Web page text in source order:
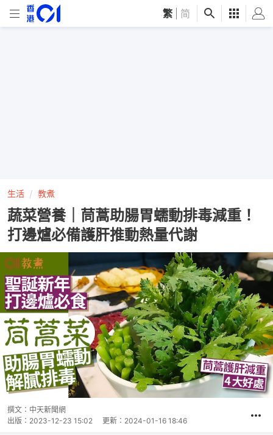
繁 简
生活 教煮
蔬菜營養｜茼蒿助腸胃蠕動排毒減重！
打邊爐必備護肝推動熱量代謝
撰文： 中天新聞網
出版： 2023-12-23 15:02 更新： 2024-01-16 18:46